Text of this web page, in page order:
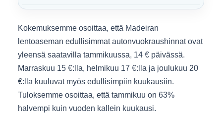
Kokemuksemme osoittaa, että Madeiran
lentoaseman edullisimmat autonvuokraushinnat ovat
yleensä saatavilla tammikuussa, 14 € päivässä.
Marraskuu 15 €:lla, helmikuu 17 €:lla ja joulukuu 20
€:lla kuuluvat myös edullisimpiin kuukausiin.
Tuloksemme osoittaa, että tammikuu on 63%
halvempi kuin vuoden kallein kuukausi.